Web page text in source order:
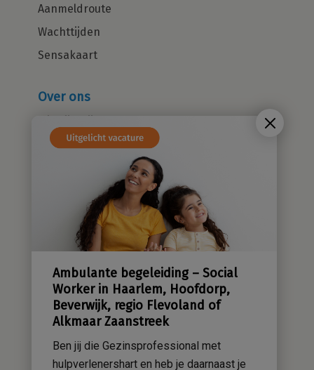
Ambulante begeleiding – Social
Worker in Haarlem, Hoofdorp,
Beverwijk, regio Flevoland of
Alkmaar Zaanstreek
Ben jij die Gezinsprofessional met
hulpverlenershart en heb je daarnaast je
Aanmeldroute
Wachttijden
Sensakaart
Over ons
Cliëntenraad
Sensatieve methodiek
Groene zorg
Stichting Sensa
Contact